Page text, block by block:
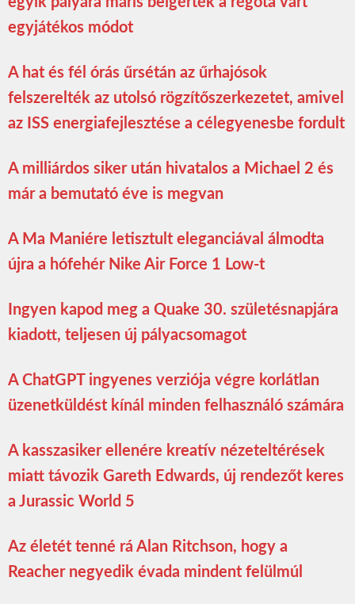
egyjátékos módot
A hat és fél órás űrsétán az űrhajósok
felszerelték az utolsó rögzítőszerkezetet, amivel
az ISS energiafejlesztése a célegyenesbe fordult
A milliárdos siker után hivatalos a Michael 2 és
már a bemutató éve is megvan
A Ma Maniére letisztult eleganciával álmodta
újra a hófehér Nike Air Force 1 Low-t
Ingyen kapod meg a Quake 30. születésnapjára
kiadott, teljesen új pályacsomagot
A ChatGPT ingyenes verziója végre korlátlan
üzenetküldést kínál minden felhasználó számára
A kasszasiker ellenére kreatív nézeteltérések
miatt távozik Gareth Edwards, új rendezőt keres
a Jurassic World 5
Az életét tenné rá Alan Ritchson, hogy a
Reacher negyedik évada mindent felülmúl